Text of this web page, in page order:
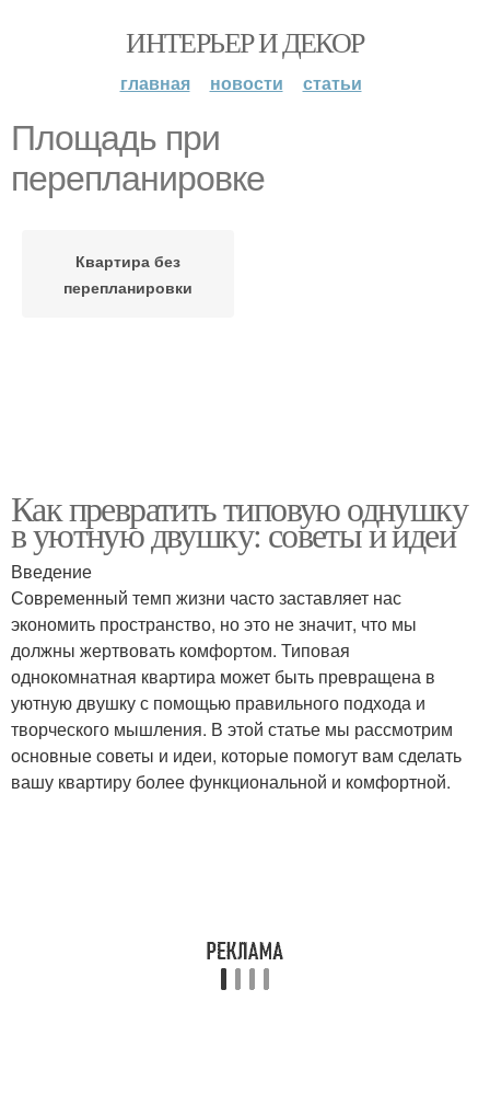
ИНТЕРЬЕР И ДЕКОР
главная новости статьи
Площадь при
перепланировке
Квартира без
перепланировки
Как превратить типовую однушку
в уютную двушку: советы и идеи
Введение
Современный темп жизни часто заставляет нас
экономить пространство, но это не значит, что мы
должны жертвовать комфортом. Типовая
однокомнатная квартира может быть превращена в
уютную двушку с помощью правильного подхода и
творческого мышления. В этой статье мы рассмотрим
основные советы и идеи, которые помогут вам сделать
вашу квартиру более функциональной и комфортной.